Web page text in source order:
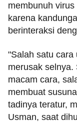
membunuh
karena
berinteraksi
"Salah satu cara
merusak selnya.
macam cara,
membuat
tadinya teratur,
Usman, saat